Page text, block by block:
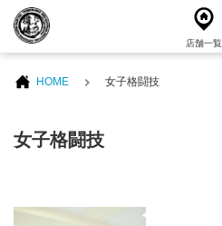
店舗一覧
HOME 女子格闘技
女子格闘技